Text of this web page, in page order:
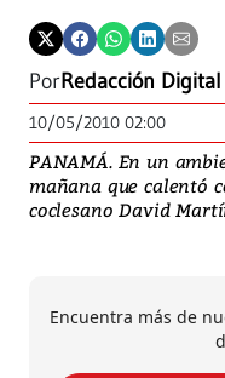
PorRedacción
10/05/2010 02:00
PANAMÁ. En un
mañana que calentó
coclesano David
Encuentra más de